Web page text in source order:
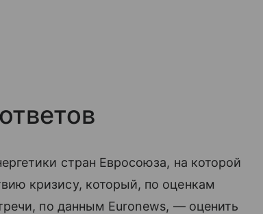
стран Евросоюза, на которой
кризису, который, по оценкам
по данным Euronews, — оценить